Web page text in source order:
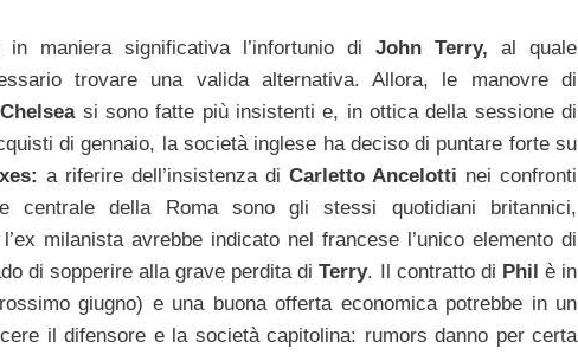
in maniera significativa l’infortunio di John Terry, al quale
trovare una valida alternativa. Allora, le manovre di
Chelsea si sono fatte più insistenti e, in ottica della sessione di
di gennaio, la società inglese ha deciso di puntare forte su
a riferire dell’insistenza diCarletto Ancelotti nei confronti
centrale della Roma sono gli stessi quotidiani britannici,
milanista avrebbe indicato nel francese l’unico elemento di
di sopperire alla grave perdita diTerry. Il contratto di Phil è in
giugno) e una buona offerta economica potrebbe in un
il difensore e la società capitolina: rumors danno per certa